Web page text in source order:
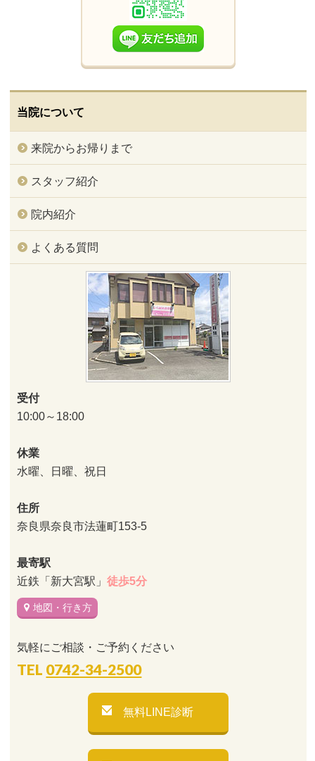
当院について
来院からお帰りまで
スタッフ紹介
院内紹介
よくある質問
受付
10:00～18:00
休業
水曜、日曜、祝日
住所
奈良県奈良市法蓮町153-5
最寄駅
近鉄「新大宮駅」徒歩5分
地図・行き方
気軽にご相談・ご予約ください
TEL 0742-34-2500
無料LINE診断